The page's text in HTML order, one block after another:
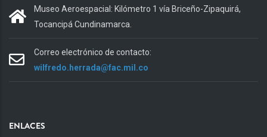
Museo Aeroespacial: Kilómetro 1 vía Briceño-Zipaquirá,
Tocancipá Cundinamarca.
Correo electrónico de contacto:
wilfredo.herrada@fac.mil.co
ENLACES